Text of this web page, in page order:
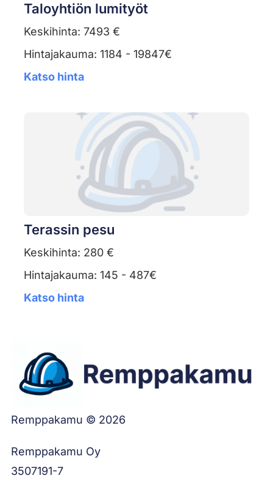
Taloyhtiön lumityöt
Keskihinta: 7493 €
Hintajakauma: 1184 - 19847€
Katso hinta
Terassin pesu
Keskihinta: 280 €
Hintajakauma: 145 - 487€
Katso hinta
Remppakamu © 2026
Remppakamu Oy
3507191-7